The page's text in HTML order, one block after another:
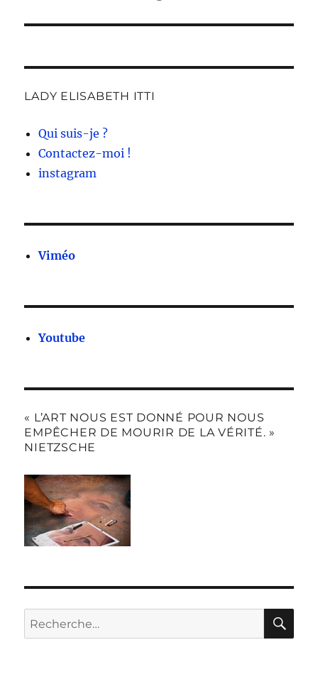
LADY ELISABETH ITTI
Qui suis-je ?
Contactez-moi !
instagram
Viméo
Youtube
« L’ART NOUS EST DONNÉ POUR NOUS
EMPÊCHER DE MOURIR DE LA VÉRITÉ. »
NIETZSCHE
Recherche
pour :